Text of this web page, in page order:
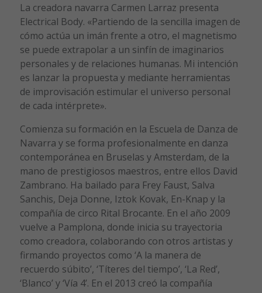
La creadora navarra Carmen Larraz presenta
Electrical Body. «Partiendo de la sencilla imagen de
cómo actúa un imán frente a otro, el magnetismo
se puede extrapolar a un sinfín de imaginarios
personales y de relaciones humanas. Mi intención
es lanzar la propuesta y mediante herramientas
de improvisación estimular el universo personal
de cada intérprete».
Comienza su formación en la Escuela de Danza de
Navarra y se forma profesionalmente en danza
contemporánea en Bruselas y Amsterdam, de la
mano de prestigiosos maestros, entre ellos David
Zambrano. Ha bailado para Frey Faust, Salva
Sanchis, Deja Donne, Iztok Kovak, En-Knap y la
compañía de circo Rital Brocante. En el año 2009
vuelve a Pamplona, donde inicia su trayectoria
como creadora, colaborando con otros artistas y
firmando proyectos como ‘A la manera de
recuerdo súbito’, ‘Títeres del tiempo’, ‘La Red’,
‘Blanco’ y ‘Vía 4’. En el 2013 creó la compañía